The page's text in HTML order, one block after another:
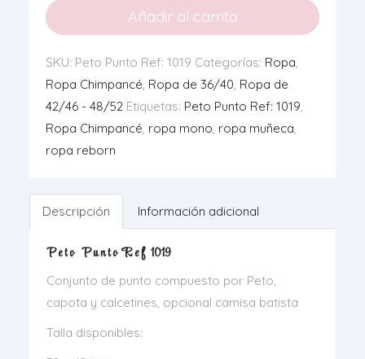
Ref:
1019
Añadir al carrito
SKU: Peto Punto Ref: 1019 Categorías: Ropa,
Ropa Chimpancé, Ropa de 36/40, Ropa de
42/46 - 48/52 Etiquetas: Peto Punto Ref: 1019,
Ropa Chimpancé, ropa mono, ropa muñeca,
ropa reborn
Descripción Información adicional
P e t o P u n t o R e f 1019
Conjunto de punto compuesto por Peto,
capota y calcetines, opcional camisa batista
Talla disponibles: